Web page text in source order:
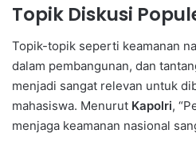
Topik Diskusi
Topik-topik seperti keamanan
dalam pembangunan, dan
menjadi sangat relevan untuk
mahasiswa. Menurut Kapolri,
menjaga keamanan nasional